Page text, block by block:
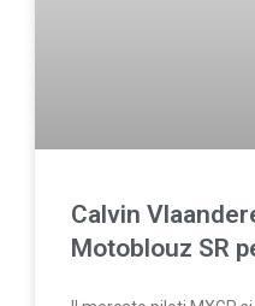
Calvin
Motoblouz SR